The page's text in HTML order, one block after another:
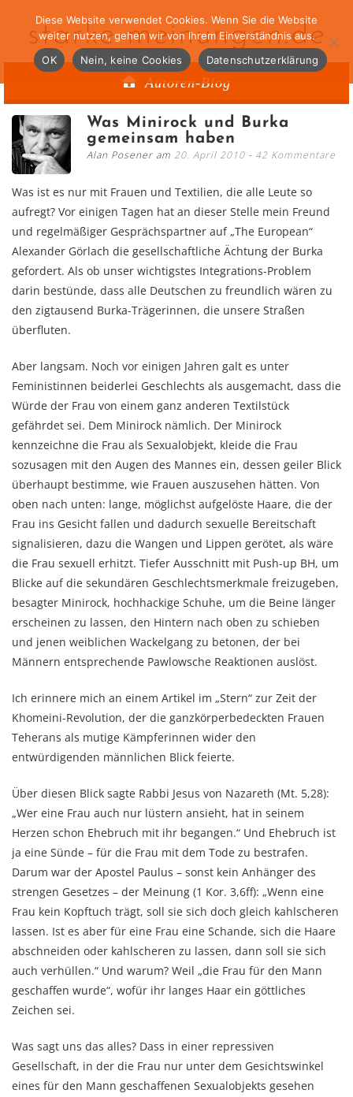
starke-meinungen.de
Autoren-Blog
Was Minirock und Burka
gemeinsam haben
Alan Posener am 20. April 2010 42 Kommentare
Was ist es nur mit Frauen und Textilien, die alle Leute so
aufregt? Vor einigen Tagen hat an dieser Stelle mein Freund
und regelmäßiger Gesprächspartner auf „The European“
Alexander Görlach die gesellschaftliche Ächtung der Burka
gefordert. Als ob unser wichtigstes Integrations-Problem
darin bestünde, dass alle Deutschen zu freundlich wären zu
den zigtausend Burka-Trägerinnen, die unsere Straßen
überfluten.
Aber langsam. Noch vor einigen Jahren galt es unter
Feministinnen beiderlei Geschlechts als ausgemacht, dass die
Würde der Frau von einem ganz anderen Textilstück
gefährdet sei. Dem Minirock nämlich. Der Minirock
kennzeichne die Frau als Sexualobjekt, kleide die Frau
sozusagen mit den Augen des Mannes ein, dessen geiler Blick
überhaupt bestimme, wie Frauen auszusehen hätten. Von
oben nach unten: lange, möglichst aufgelöste Haare, die der
Frau ins Gesicht fallen und dadurch sexuelle Bereitschaft
signalisieren, dazu die Wangen und Lippen gerötet, als wäre
die Frau sexuell erhitzt. Tiefer Ausschnitt mit Push-up BH, um
Blicke auf die sekundären Geschlechtsmerkmale freizugeben,
besagter Minirock, hochhackige Schuhe, um die Beine länger
erscheinen zu lassen, den Hintern nach oben zu schieben
und jenen weiblichen Wackelgang zu betonen, der bei
Männern entsprechende Pawlowsche Reaktionen auslöst.
Ich erinnere mich an einem Artikel im „Stern“ zur Zeit der
Khomeini-Revolution, der die ganzkörperbedeckten Frauen
Teherans als mutige Kämpferinnen wider den
entwürdigenden männlichen Blick feierte.
Über diesen Blick sagte Rabbi Jesus von Nazareth (Mt. 5,28):
„Wer eine Frau auch nur lüstern ansieht, hat in seinem
Herzen schon Ehebruch mit ihr begangen.“ Und Ehebruch ist
ja eine Sünde – für die Frau mit dem Tode zu bestrafen.
Darum war der Apostel Paulus – sonst kein Anhänger des
strengen Gesetzes – der Meinung (1 Kor. 3,6ff): „Wenn eine
Frau kein Kopftuch trägt, soll sie sich doch gleich kahlscheren
lassen. Ist es aber für eine Frau eine Schande, sich die Haare
abschneiden oder kahlscheren zu lassen, dann soll sie sich
auch verhüllen.“ Und warum? Weil „die Frau für den Mann
geschaffen wurde“, wofür ihr langes Haar ein göttliches
Zeichen sei.
Was sagt uns das alles? Dass in einer repressiven
Gesellschaft, in der die Frau nur unter dem Gesichtswinkel
eines für den Mann geschaffenen Sexualobjekts gesehen
Diese Website verwendet Cookies. Wenn Sie die Website
weiter nutzen, gehen wir von Ihrem Einverständnis aus.
OK
Nein, keine Cookies Datenschutzerklärung